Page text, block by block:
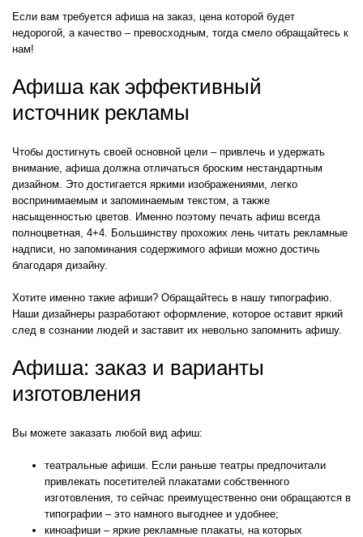
Если вам требуется афиша на заказ, цена которой будет
недорогой, а качество – превосходным, тогда смело обращайтесь к
нам!
Афиша как эффективный
источник рекламы
Чтобы достигнуть своей основной цели – привлечь и удержать
внимание, афиша должна отличаться броским нестандартным
дизайном. Это достигается яркими изображениями, легко
воспринимаемым и запоминаемым текстом, а также
насыщенностью цветов. Именно поэтому печать афиш всегда
полноцветная, 4+4. Большинству прохожих лень читать рекламные
надписи, но запоминания содержимого афиши можно достичь
благодаря дизайну.
Хотите именно такие афиши? Обращайтесь в нашу типографию.
Наши дизайнеры разработают оформление, которое оставит яркий
след в сознании людей и заставит их невольно запомнить афишу.
Афиша: заказ и варианты
изготовления
Вы можете заказать любой вид афиш:
театральные афиши. Если раньше театры предпочитали
привлекать посетителей плакатами собственного
изготовления, то сейчас преимущественно они обращаются в
типографии – это намного выгоднее и удобнее;
киноафиши – яркие рекламные плакаты, на которых